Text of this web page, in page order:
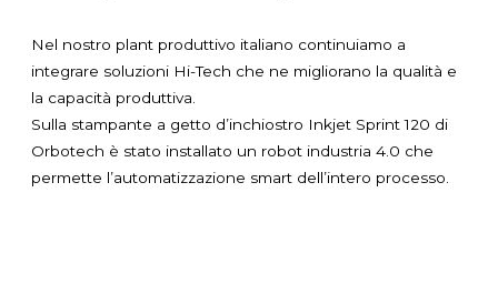
Nel nostro plant produttivo italiano continuiamo a
integrare soluzioni Hi-Tech che ne migliorano la qualità e
la capacità produttiva.
Sulla stampante a getto d’inchiostro Inkjet Sprint 120 di
Orbotech è stato installato un robot industria 4.0 che
permette l’automatizzazione smart dell’intero processo.